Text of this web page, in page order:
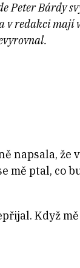
Peter Bárdy
redakci mají
napsala, že
ptal, co
Když